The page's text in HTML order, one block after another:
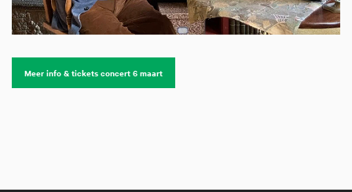
Meer info & tickets concert 6 maart